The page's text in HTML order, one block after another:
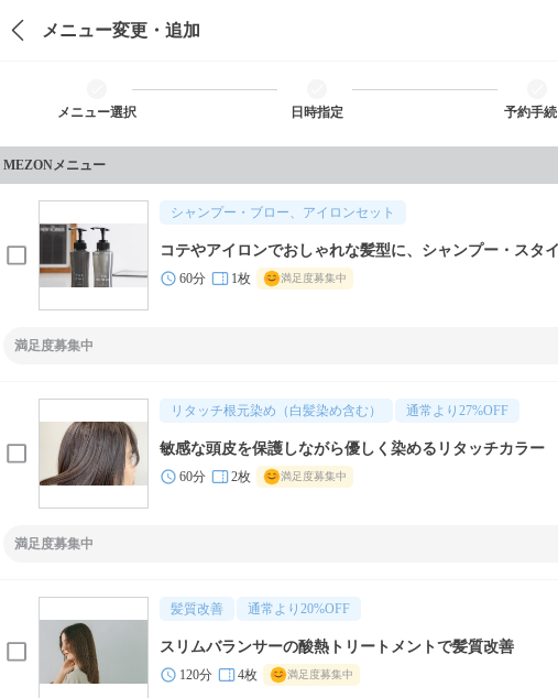
メニュー変更・追加
メニュー選択 日時指定 予約手続
MEZONメニュー
シャンプー・ブロー、アイロンセット
コテやアイロンでおしゃれな髪型に、シャンプー・スタ
60分 1枚 満足度募集中
満足度募集中
リタッチ根元染め（白髪染め含む） 通常より 27%OFF
敏感な頭皮を保護しながら優しく染めるリタッチカラー
60分 2枚 満足度募集中
満足度募集中
髪質改善 通常より 20%OFF
スリムバランサーの酸熱トリートメントで髪質改善
120分 4枚 満足度募集中